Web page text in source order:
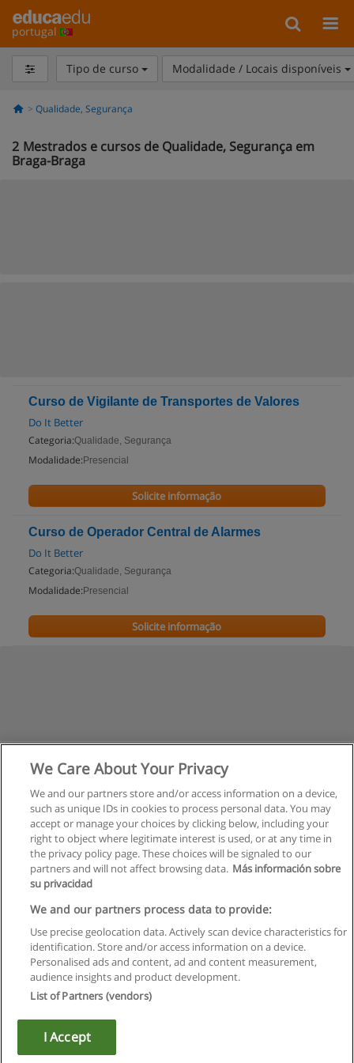
portugal
Tipo de curso Modalidade / Locais disponíveis
Qualidade, Segurança
2 Mestrados e cursos de Qualidade, Segurança em
Braga-Braga
Curso de Vigilante de Transportes de Valores
Do It Better
Categoria:Qualidade, Segurança
Modalidade: Presencial
Solicite informação
Curso de Operador Central de Alarmes
Do It Better
Categoria:Qualidade, Segurança
Modalidade: Presencial
Solicite informação
Regras de uso
Privacidade de dados
Entrar em contato com Educaedu
Copyright © Educaedu Business S.L. - CIF : B-95610580: -
We Care About Your Privacy
We and our partners store and/or access information on a device,
such as unique IDs in cookies to process personal data. You may
accept or manage your choices by clicking below, including your
right to object where legitimate interest is used, or at any time in
the privacy policy page. These choices will be signaled to our
partners and will not affect browsing data. Más información sobre
su privacidad
We and our partners process data to provide:
Use precise geolocation data. Actively scan device characteristics for
identification. Store and/or access information on a device.
Personalised ads and content, ad and content measurement,
audience insights and product development.
List of Partners (vendors)
I Accept